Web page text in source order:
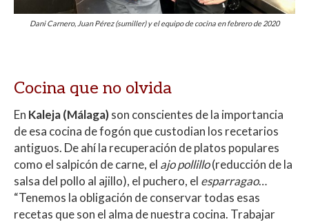
Dani Carnero, Juan Pérez (sumiller) y el equipo de cocina en febrero de 2020
Cocina que no olvida
En Kaleja (Málaga)son conscientes de la importancia
de esa cocina de fogón que custodian los recetarios
antiguos. De ahí la recuperación de platos populares
como el salpicón de carne, el ajo pollillo(reducción de la
salsa del pollo al ajillo), el puchero, el esparragao…
“Tenemos la obligación de conservar todas esas
recetas que son el alma de nuestra cocina. Trabajar